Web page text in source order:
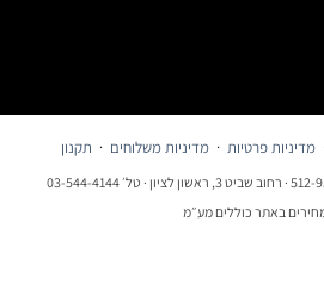
פרטיות·מדיניות משלוחים·תקנון
כוללים מע״מ